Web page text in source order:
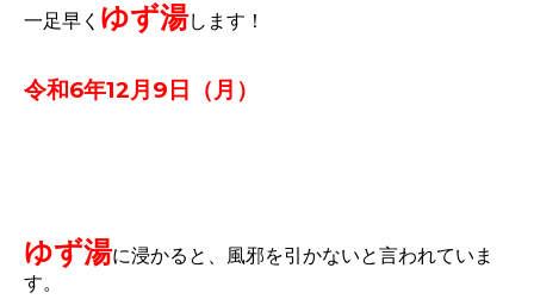
一足早く ゆず湯します！
令和6年12月9日（月）
ゆず湯に浸かると、風邪を引かないと言われていま
す。